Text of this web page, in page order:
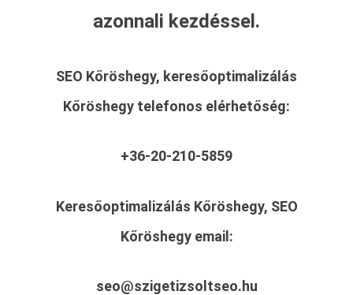
azonnali kezdéssel.
SEO Kőröshegy, keresőoptimalizálás
Kőröshegy telefonos elérhetőség:
+36-20-210-5859
Keresőoptimalizálás Kőröshegy, SEO
Kőröshegy email:
seo@szigetizsoltseo.hu